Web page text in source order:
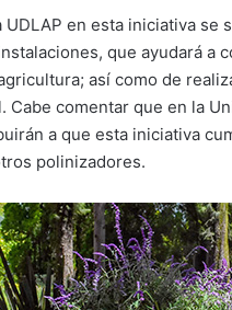
UDLAP en esta iniciativa
que ayudará a
así como de
Cabe comentar que en la
a que esta iniciativa
polinizadores.